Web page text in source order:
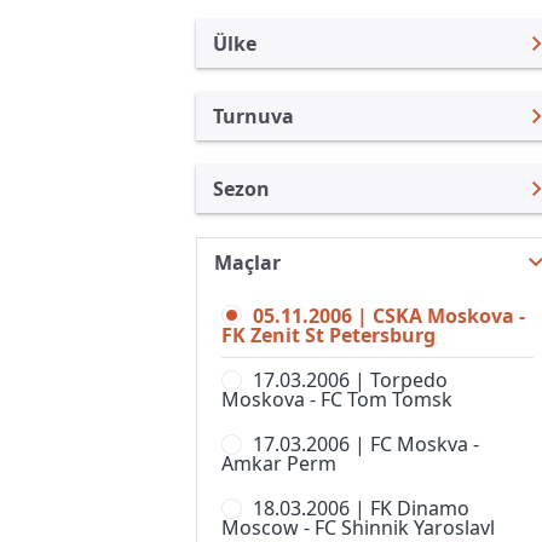
Ülke
Rusya
Türkiye
Uluslararası
Uluslararası Kulüpler
Turkiye
İngiltere
Almanya Amatör
Fransa
Turnuva
Rusya Kupası
Süper Kupa
2. Liga, Division A
2. Liga, Division B, Grup 1
2. Liga, Division B, Grup 3
2. Liga, Division B, Grup 4
Sezon
Premier Lig 26/27
Premier Lig 25/26
Premier Lig 24/25
Premier Lig 23/24
Premier Lig 22/23
Premier Lig 21/22
Maçlar
05.11.2006 | CSKA Moskova -
FK Zenit St Petersburg
17.03.2006 | Torpedo
Moskova - FC Tom Tomsk
17.03.2006 | FC Moskva -
Amkar Perm
18.03.2006 | FK Dinamo
Moscow - FC Shinnik Yaroslavl